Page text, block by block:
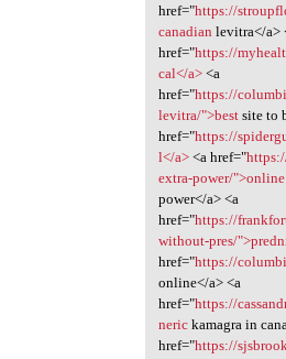
href="https://
canadian levitra</a>
href="https://
cal</a><a
href="https://
levitra/">bestsite to
href="https://
l</a><a href="
extra-power/">online
power</a> <a
href="https://
without-pres/
href="https://
online</a> <a
href="https://
nerickamagra in
href="https://